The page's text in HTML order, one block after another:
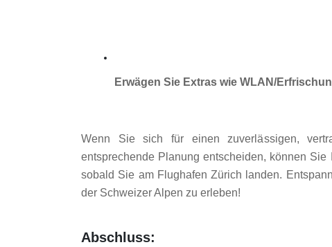
Erwägen Sie Extras wie WLAN/
Wenn Sie sich für einen zuverlässigen,
entsprechende Planung entscheiden, können
sobald Sie am Flughafen Zürich landen.
der Schweizer Alpen zu erleben!
Abschluss: